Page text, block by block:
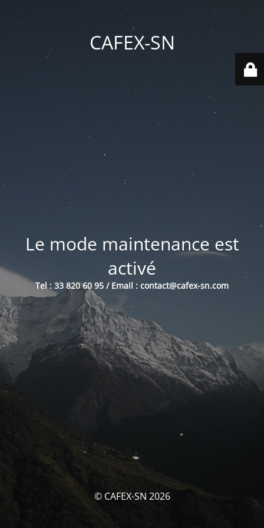
CAFEX-SN
Le mode maintenance est
activé
Tel : 33 820 60 95 / Email : contact@cafex-sn.com
© CAFEX-SN 2026